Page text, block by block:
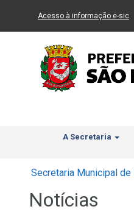
Ir ao Conteúdo Ir
Acesso à informação e-sic
A Secretaria
Secretaria Municipal de
Notícias